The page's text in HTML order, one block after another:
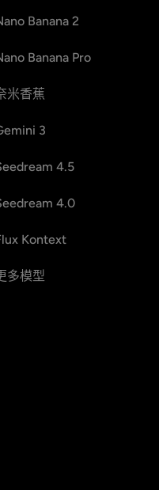
Banana 2
Banana Pro
米香蕉
3
4.5
4.0
Kontext
多模型